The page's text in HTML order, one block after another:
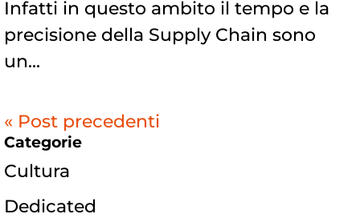
Infatti in questo ambito il tempo e la
precisione della Supply Chain sono
un...
« Post precedenti
Categorie
Cultura
Dedicated